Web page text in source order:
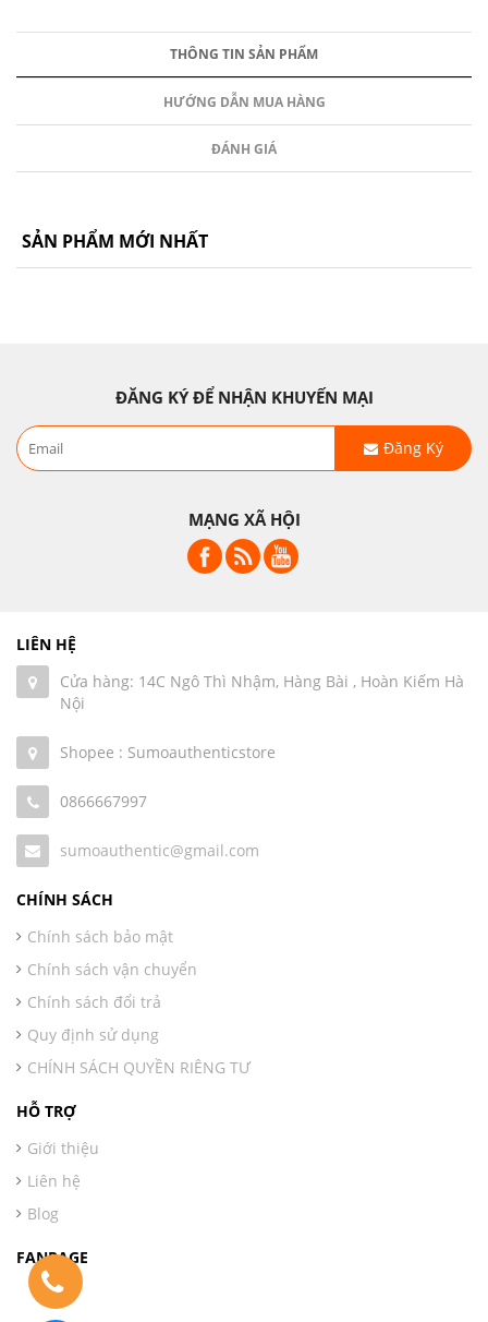
THÔNG TIN SẢN PHẨM
HƯỚNG DẪN MUA HÀNG
ĐÁNH GIÁ
SẢN PHẨM MỚI NHẤT
ĐĂNG KÝ ĐỂ NHẬN KHUYẾN MẠI
Đăng Ký
MẠNG XÃ HỘI
LIÊN HỆ
Cửa hàng: 14C Ngô Thì Nhậm, Hàng Bài , Hoàn Kiếm Hà
Nội
Shopee : Sumoauthenticstore
0866667997
sumoauthentic@gmail.com
CHÍNH SÁCH
Chính sách bảo mật
Chính sách vận chuyển
Chính sách đổi trả
Quy định sử dụng
CHÍNH SÁCH QUYỀN RIÊNG TƯ
HỖ TRỢ
Giới thiệu
Liên hệ
Blog
FANPAGE